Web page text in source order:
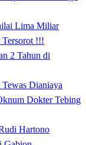
Lima Miliar
!!!
2 Tahun di
Dianiaya
Dokter Tebing
Hartono